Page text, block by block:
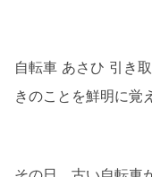
サービスの感想
自転車 あさひ 引き
きのことを鮮明に覚